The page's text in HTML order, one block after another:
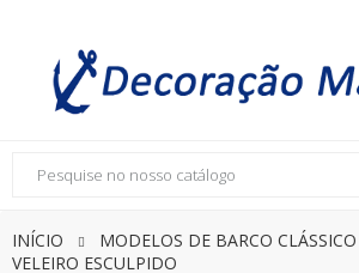
INÍCIO
MODELOS DE BARCO
VELEIRO ESCULPIDO